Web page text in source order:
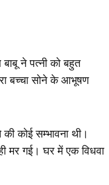
ने पत्नी को बहुत
बच्‍चा सोने के आभूषण
कोई सम्भावना थी।
मर गई। घर में एक विधवा